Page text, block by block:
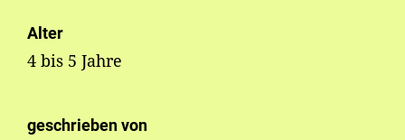
Alter
4 bis 5 Jahre
geschrieben von